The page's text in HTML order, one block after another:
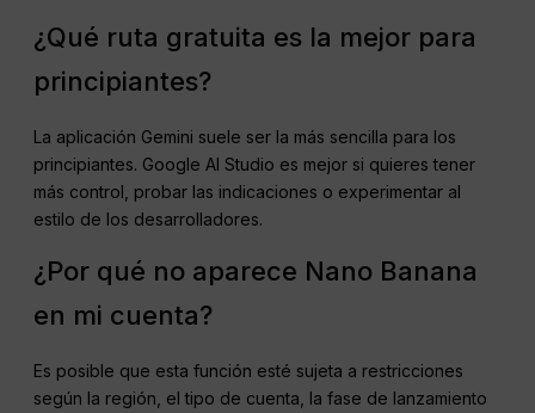
¿Qué ruta gratuita es la mejor para
principiantes?
La aplicación Gemini suele ser la más sencilla para los
principiantes. Google AI Studio es mejor si quieres tener
más control, probar las indicaciones o experimentar al
estilo de los desarrolladores.
¿Por qué no aparece Nano Banana
en mi cuenta?
Es posible que esta función esté sujeta a restricciones
según la región, el tipo de cuenta, la fase de lanzamiento